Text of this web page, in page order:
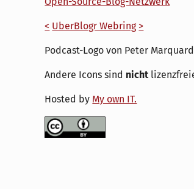
< UberBlogr Webring >
Podcast-Logo von Peter
Andere Icons sind nicht
Hosted by My own IT.